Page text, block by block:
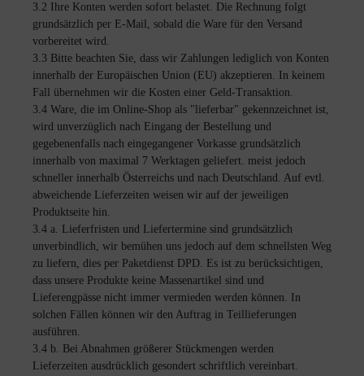
3.2 Ihre Konten werden sofort belastet. Die Rechnung folgt
grundsätzlich per E-Mail, sobald die Ware für den Versand
vorbereitet wird.
3.3 Bitte beachten Sie, dass wir Zahlungen lediglich von Konten
innerhalb der Europäischen Union (EU) akzeptieren. In keinem
Fall übernehmen wir die Kosten einer Geld-Transaktion.
3.4 Ware, die im Online-Shop als "lieferbar" gekennzeichnet ist,
wird unverzüglich nach Eingang der Bestellung und
gegebenenfalls nach eingegangener Vorkasse grundsätzlich
innerhalb von maximal 7 Werktagen geliefert. meist jedoch
schneller innerhalb Österreichs und nach Deutschland. Auf evtl.
abweichende Lieferzeiten weisen wir auf der jeweiligen
Produktseite hin.
3.4 a. Lieferfristen und Liefertermine sind grundsätzlich
unverbindlich, wir bemühen uns jedoch auf dem schnellsten Weg
zu liefern, dies per Paketdienst DPD. Es ist zu berücksichtigen,
dass unsere Produkte keine Massenartikel sind und
Lieferengpässe nicht immer vermieden werden können. In
solchen Fällen können wir den Auftrag in Teillieferungen
ausführen.
3.4 b. Bei Abnahmen größerer Stückmengen werden
Lieferzeiten ausdrücklich gesondert schriftlich vereinbart.